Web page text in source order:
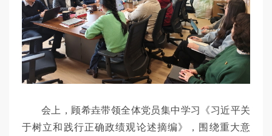
会上，顾希垚带领全体党员集中学习《习近平关
于树立和践行正确政绩观论述摘编》，围绕重大意